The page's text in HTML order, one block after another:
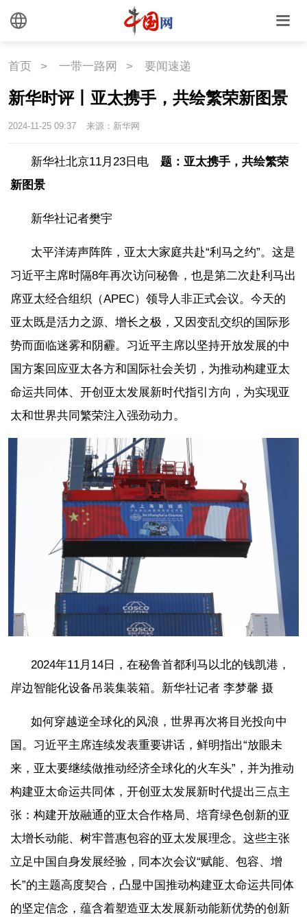
首页 > 一带一路网 > 要闻速递
新华时评丨亚太携手，共绘繁荣新图景
2024-11-25 09:37 来源：新华网
新华社北京11月23日电 题：亚太携手，共绘繁荣
新图景
新华社记者樊宇
太平洋涛声阵阵，亚太大家庭共赴“利马之约”。这是
习近平主席时隔8年再次访问秘鲁，也是第二次赴利马出
席亚太经合组织（APEC）领导人非正式会议。今天的
亚太既是活力之源、增长之极，又因变乱交织的国际形
势而面临迷雾和阴霾。习近平主席以坚持开放发展的中
国方案回应亚太各方和国际社会关切，为推动构建亚太
命运共同体、开创亚太发展新时代指引方向，为实现亚
太和世界共同繁荣注入强劲动力。
2024年11月14日，在秘鲁首都利马以北的钱凯港，
岸边智能化设备吊装集装箱。新华社记者 李梦馨 摄
如何穿越逆全球化的风浪，世界再次将目光投向中
国。习近平主席连续发表重要讲话，鲜明指出“放眼未
来，亚太要继续做推动经济全球化的火车头”，并为推动
构建亚太命运共同体，开创亚太发展新时代提出三点主
张：构建开放融通的亚太合作格局、培育绿色创新的亚
太增长动能、树牢普惠包容的亚太发展理念。这些主张
立足中国自身发展经验，同本次会议“赋能、包容、增
长”的主题高度契合，凸显中国推动构建亚太命运共同体
的坚定信念，蕴含着塑造亚太发展新动能新优势的创新